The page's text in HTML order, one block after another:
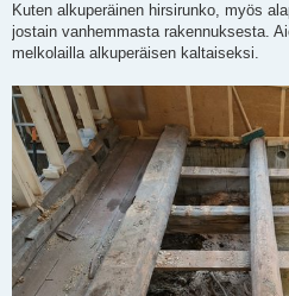
Kuten alkuperäinen hirsirunko, myös
jostain vanhemmasta rakennuksesta.
melkolailla alkuperäisen kaltaiseksi.